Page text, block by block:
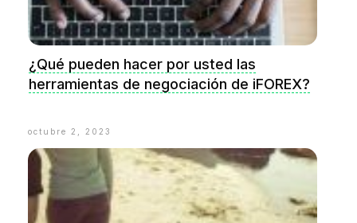
¿Qué pueden hacer por usted las
herramientas de negociación de iFOREX?
octubre 2, 2023